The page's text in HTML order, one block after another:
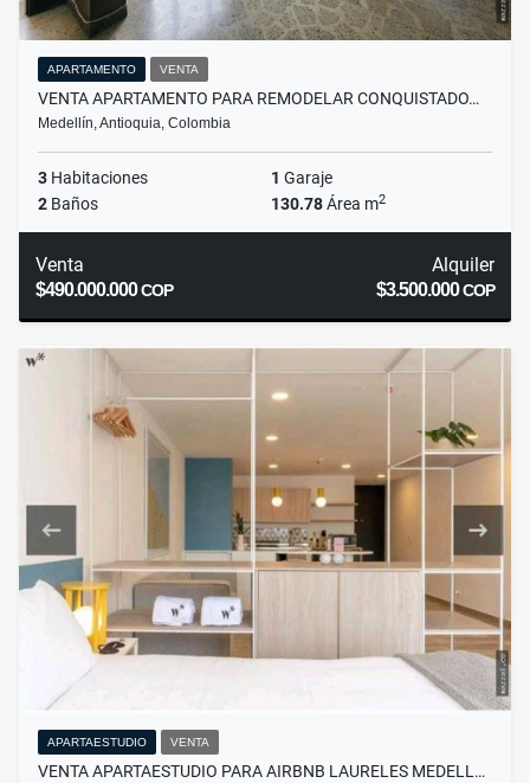
APARTAMENTO VENTA
VENTA APARTAMENTO PARA REMODELAR CONQUISTADO…
Medellín, Antioquia, Colombia
3 Habitaciones 1 Garaje
2 Baños 130.78Área m2
Venta
$490.000.000COP
Alquiler
$3.500.000COP
APARTAESTUDIO VENTA
VENTA APARTAESTUDIO PARA AIRBNB LAURELES MEDELL…